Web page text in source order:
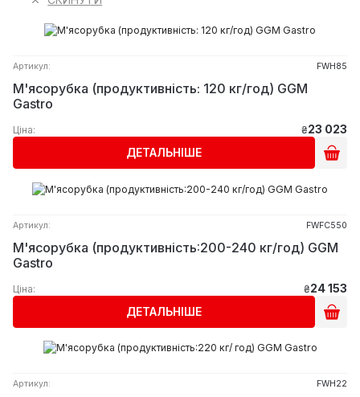
Артикул: FWH85
М'ясорубка (продуктивність: 120 кг/год) GGM
Gastro
Ціна: ₴23 023
ДЕТАЛЬНІШЕ
Артикул: FWFC550
М'ясорубка (продуктивність:200-240 кг/год) GGM
Gastro
Ціна: ₴24 153
ДЕТАЛЬНІШЕ
Артикул: FWH22